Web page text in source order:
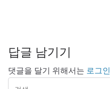
답글 남기기
댓글을 달기 위해서는 로그인